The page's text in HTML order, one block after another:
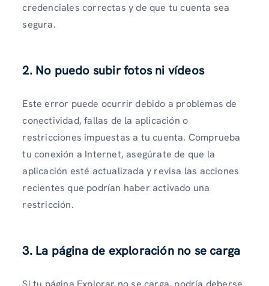
credenciales correctas y de que tu cuenta sea
segura.
2. No puedo subir fotos ni vídeos
Este error puede ocurrir debido a problemas de
conectividad, fallas de la aplicación o
restricciones impuestas a tu cuenta. Comprueba
tu conexión a Internet, asegúrate de que la
aplicación esté actualizada y revisa las acciones
recientes que podrían haber activado una
restricción.
3. La página de exploración no se carga